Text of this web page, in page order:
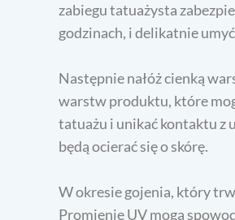
zabiegu tatuażysta
godzinach, i delikatnie
Następnie nałóż cienką
warstw produktu, które
tatuażu i unikać kontaktu z
będą ocierać się o skórę.
W okresie gojenia, który
Promienie UV mogą